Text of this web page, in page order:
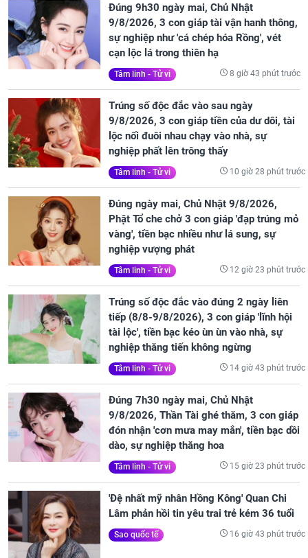
Đúng 9h30 ngày mai, Chủ Nhật
9/8/2026, 3 con giáp tài vận hanh thông,
sự nghiệp như 'cá chép hóa Rồng', vét
cạn lộc lá trong thiên hạ
Tâm linh - Tử vi 8 giờ 43 phút trước
Trúng số độc đắc vào sau ngày
9/8/2026, 3 con giáp tiền của dư dôi, tài
lộc nối đuôi nhau chạy vào nhà, sự
nghiệp phất lên trông thấy
Tâm linh - Tử vi 10 giờ 28 phút trước
Đúng ngày mai, Chủ Nhật 9/8/2026,
Phật Tổ che chở 3 con giáp 'đạp trúng mỏ
vàng', tiền bạc nhiều như lá sung, sự
nghiệp vượng phát
Tâm linh - Tử vi 12 giờ 23 phút trước
Trúng số độc đắc vào đúng 2 ngày liên
tiếp (8/8-9/8/2026), 3 con giáp 'lĩnh hội
tài lộc', tiền bạc kéo ùn ùn vào nhà, sự
nghiệp thăng tiến không ngừng
Tâm linh - Tử vi 14 giờ 43 phút trước
Đúng 7h30 ngày mai, Chủ Nhật
9/8/2026, Thần Tài ghé thăm, 3 con giáp
đón nhận 'cơn mưa may mắn', tiền bạc dồi
dào, sự nghiệp thăng hoa
Tâm linh - Tử vi 15 giờ 23 phút trước
'Đệ nhất mỹ nhân Hồng Kông' Quan Chi
Lâm phản hồi tin yêu trai trẻ kém 36 tuổi
Sao quốc tế 16 giờ 43 phút trước